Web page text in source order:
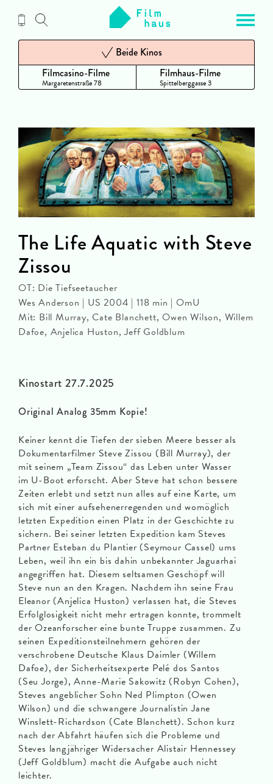
Inhalt
Filmcasino-Filme
Margaretenstraße 78
Beide Kinos
Filmhaus-Filme
Spittelberggasse 3
Kinostart 27.7.2025
Original Analog 35mm Kopie!
Keiner kennt die Tiefen der sieben Meere besser als
Dokumentarfilmer Steve Zissou (Bill Murray), der
mit seinem „Team Zissou“ das Leben unter Wasser
im U-Boot erforscht. Aber Steve hat schon bessere
Zeiten erlebt und setzt nun alles auf eine Karte, um
sich mit einer aufsehenerregenden und womöglich
letzten Expedition einen Platz in der Geschichte zu
sichern. Bei seiner letzten Expedition kam Steves
Partner Esteban du Plantier (Seymour Cassel) ums
Leben, weil ihn ein bis dahin unbekannter Jaguarhai
angegriffen hat. Diesem seltsamen Geschöpf will
Steve nun an den Kragen. Nachdem ihn seine Frau
Eleanor (Anjelica Huston) verlassen hat, die Steves
Erfolglosigkeit nicht mehr ertragen konnte, trommelt
der Ozeanforscher eine bunte Truppe zusammen. Zu
seinen Expeditionsteilnehmern gehören der
verschrobene Deutsche Klaus Daimler (Willem
Dafoe), der Sicherheitsexperte Pelé dos Santos
(Seu Jorge), Anne-Marie Sakowitz (Robyn Cohen),
Steves angeblicher Sohn Ned Plimpton (Owen
Wilson) und die schwangere Journalistin Jane
Winslett-Richardson (Cate Blanchett). Schon kurz
nach der Abfahrt häufen sich die Probleme und
Steves langjähriger Widersacher Alistair Hennessey
(Jeff Goldblum) macht die Aufgabe auch nicht
leichter.
The Life Aquatic with Steve
Zissou
OT: Die Tiefseetaucher
Wes Anderson | US 2004 | 118 min | OmU
Mit: Bill Murray, Cate Blanchett, Owen Wilson, Willem
Dafoe, Anjelica Huston, Jeff Goldblum